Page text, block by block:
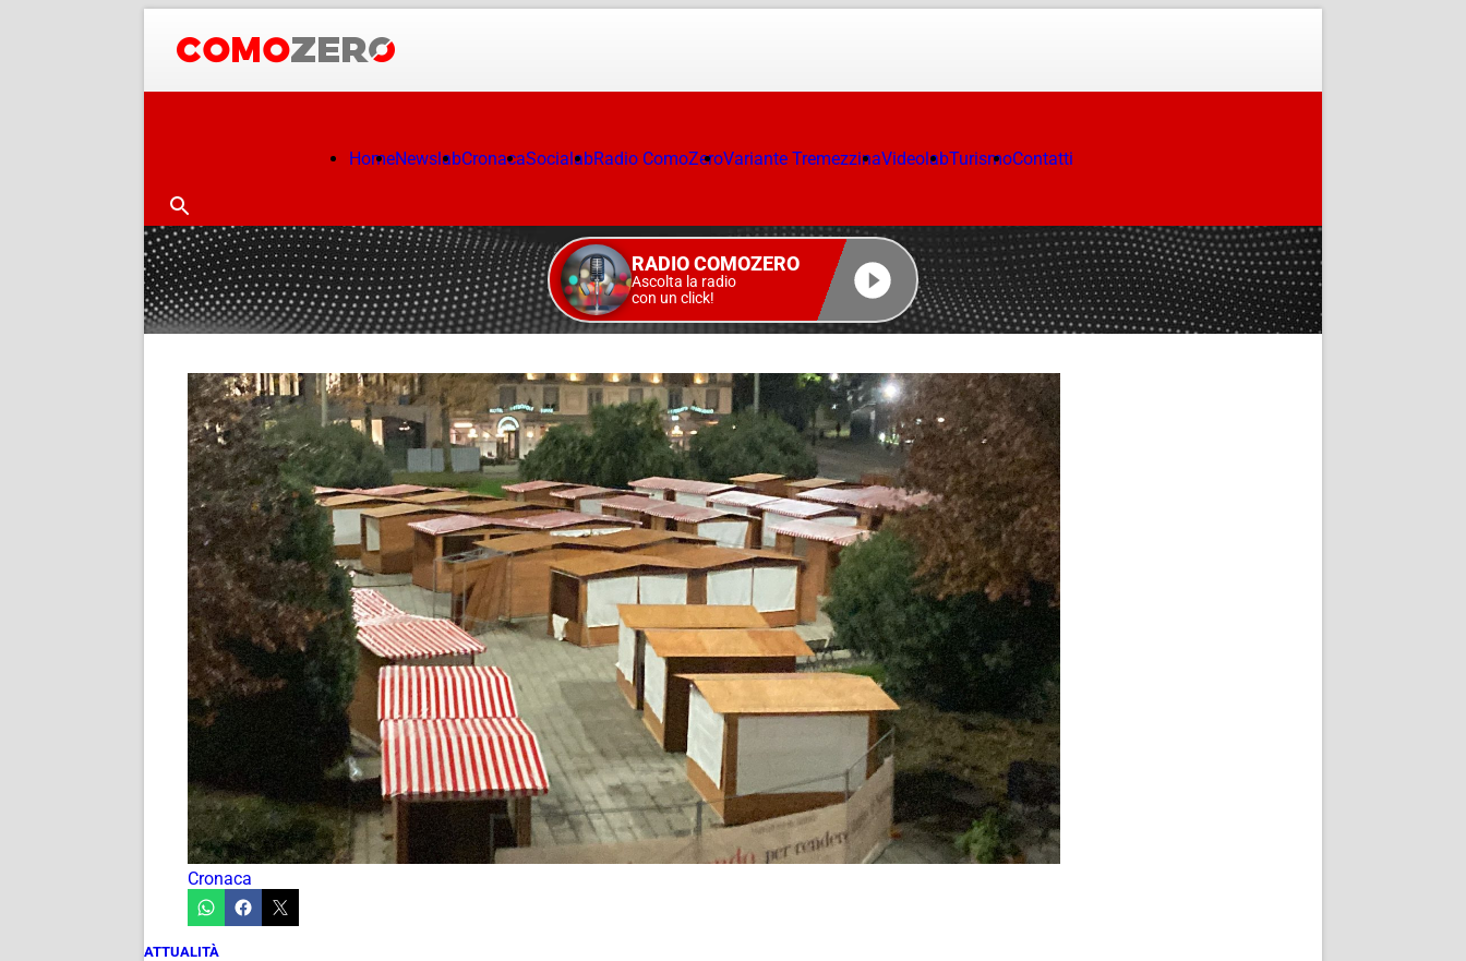
HomeNewslabCronacaSocialabRadio ComoZeroVariante TremezzinaVideolabTurismoContatti
RADIO COMOZERO
Ascolta la radio
con un click!
Cronaca
ATTUALITÀ